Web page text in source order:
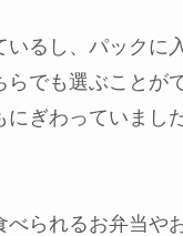
いるし、パックに
らでも選ぶことが
ぎわっていまし
べられるお弁当や